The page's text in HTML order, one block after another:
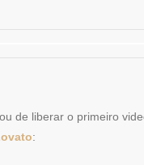
de liberar o primeiro
: